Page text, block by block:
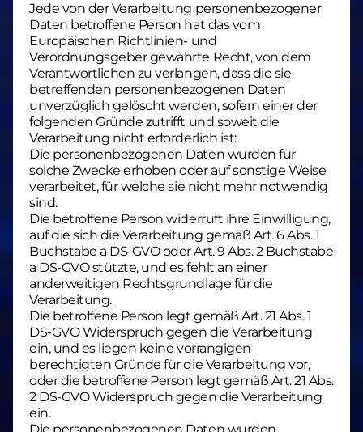
Jede von der Verarbeitung personenbezogener
Daten betroffene Person hat das vom
Europäischen Richtlinien- und
Verordnungsgeber gewährte Recht, von dem
Verantwortlichen zu verlangen, dass die sie
betreffenden personenbezogenen Daten
unverzüglich gelöscht werden, sofern einer der
folgenden Gründe zutrifft und soweit die
Verarbeitung nicht erforderlich ist:
Die personenbezogenen Daten wurden für
solche Zwecke erhoben oder auf sonstige Weise
verarbeitet, für welche sie nicht mehr notwendig
sind.
Die betroffene Person widerruft ihre Einwilligung,
auf die sich die Verarbeitung gemäß Art. 6 Abs. 1
Buchstabe a DS-GVO oder Art. 9 Abs. 2 Buchstabe
a DS-GVO stützte, und es fehlt an einer
anderweitigen Rechtsgrundlage für die
Verarbeitung.
Die betroffene Person legt gemäß Art. 21 Abs. 1
DS-GVO Widerspruch gegen die Verarbeitung
ein, und es liegen keine vorrangigen
berechtigten Gründe für die Verarbeitung vor,
oder die betroffene Person legt gemäß Art. 21 Abs.
2 DS-GVO Widerspruch gegen die Verarbeitung
ein.